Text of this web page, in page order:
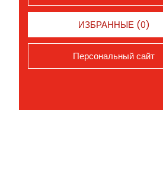
ИЗБРАННЫЕ (0)
Персональный сайт